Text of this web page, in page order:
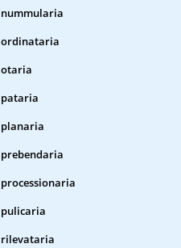
nummularia
ordinataria
otaria
pataria
planaria
prebendaria
processionaria
pulicaria
rilevataria